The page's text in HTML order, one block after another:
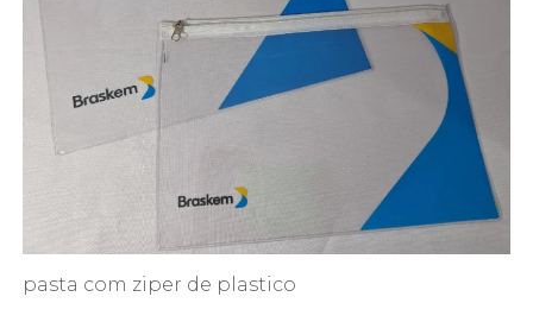
pasta com ziper de plastico